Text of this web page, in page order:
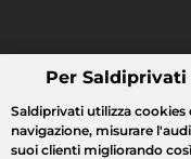
Cosa cerchi?
Tutte le vendite
Per
Saldiprivati utilizza cookies
navigazione, misurare
suoi clienti migliorando